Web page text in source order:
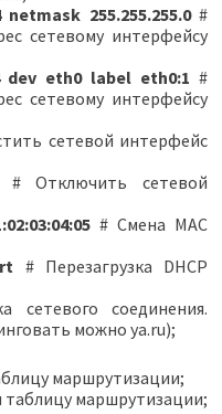
255.255.255.0#
сетевому интерфейсу
dev eth0 label eth0:1 #
сетевому интерфейсу
сетевой интерфейс
# Отключить сетевой
# Смена MAC
# Перезагрузка DHCP
соединения.
можно ya.ru);
маршрутизации;
маршрутизации;